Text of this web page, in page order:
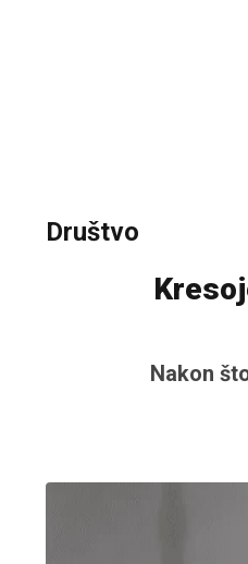
Društvo
Nakon